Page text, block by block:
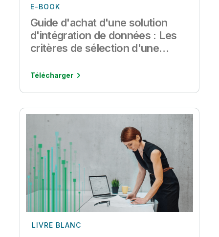
E-BOOK
Guide d'achat d'une solution
d'intégration de données : Les
critères de sélection d'une
données
Télécharger
LIVRE BLANC